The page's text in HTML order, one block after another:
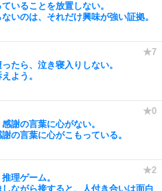
いることを放置しない。
いのは、それだけ興味が強い証拠。
たら、泣き寝入りしない。
よう。
謝の言葉に心がない。
の言葉に心がこもっている。
理ゲーム。
ながら接すると、人付き合いは面白